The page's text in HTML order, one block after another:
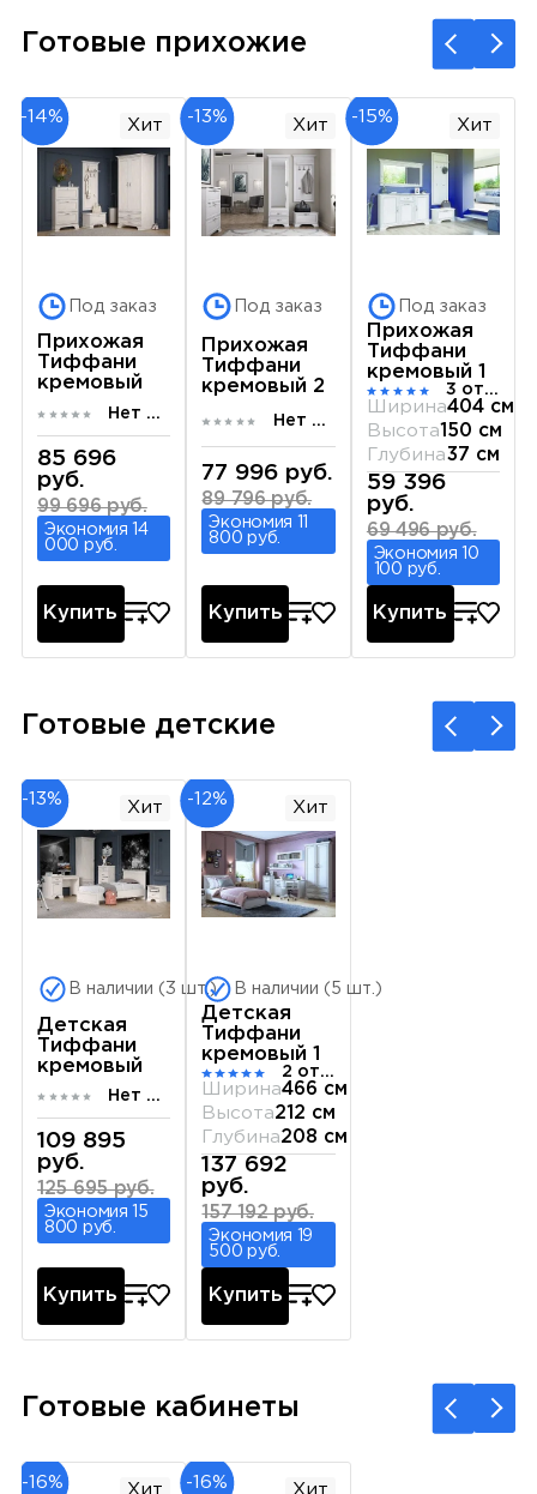
Готовые прихожие
-14% Хит
Под заказ
Прихожая
Тиффани
кремовый
Нет отзывов
85 696
руб.
99 696 руб.
Экономия 14
000 руб.
Купить
-13% Хит
Под заказ
Прихожая
Тиффани
кремовый 2
Нет отзывов
77 996 руб.
89 796 руб.
Экономия 11
800 руб.
Купить
-15% Хит
Под заказ
Прихожая
Тиффани
кремовый 1
3 отзыва
Ширина404 см
Высота150 см
Глубина37 см
59 396
руб.
69 496 руб.
Экономия 10
100 руб.
Купить
Готовые детские
-13% Хит
В наличии (3 шт.)
Детская
Тиффани
кремовый
Нет отзывов
109 895
руб.
125 695 руб.
Экономия 15
800 руб.
Купить
-12% Хит
В наличии (5 шт.)
Детская
Тиффани
кремовый 1
2 отзыва
Ширина466 см
Высота212 см
Глубина208 см
137 692
руб.
157 192 руб.
Экономия 19
500 руб.
Купить
Готовые кабинеты
-16% Хит -16% Хит